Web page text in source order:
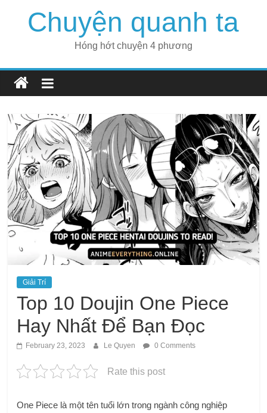
Chuyện quanh ta
Hóng hớt chuyện 4 phương
Giải Trí
Top 10 Doujin One Piece
Hay Nhất Để Bạn Đọc
February 23, 2023 Le Quyen 0 Comments
Rate this post
One Piece là một tên tuổi lớn trong ngành công nghiệp